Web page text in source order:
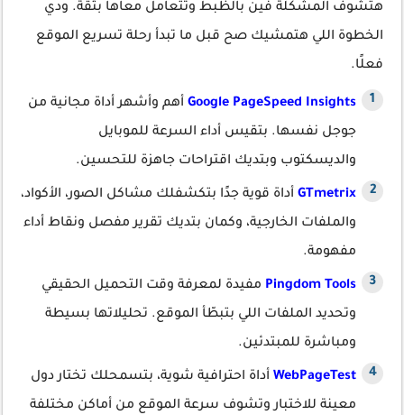
هتشوف المشكلة فين بالظبط وتتعامل معاها بثقة. ودي
الخطوة اللي هتمشيك صح قبل ما تبدأ رحلة تسريع الموقع
فعلًا.
Google PageSpeed Insights أهم وأشهر أداة مجانية من
جوجل نفسها. بتقيس أداء السرعة للموبايل
والديسكتوب وبتديك اقتراحات جاهزة للتحسين.
GTmetrix أداة قوية جدًا بتكشفلك مشاكل الصور، الأكواد،
والملفات الخارجية، وكمان بتديك تقرير مفصل ونقاط أداء
مفهومة.
Pingdom Tools مفيدة لمعرفة وقت التحميل الحقيقي
وتحديد الملفات اللي بتبطّأ الموقع. تحليلاتها بسيطة
ومباشرة للمبتدئين.
WebPageTest أداة احترافية شوية، بتسمحلك تختار دول
معينة للاختبار وتشوف سرعة الموقع من أماكن مختلفة